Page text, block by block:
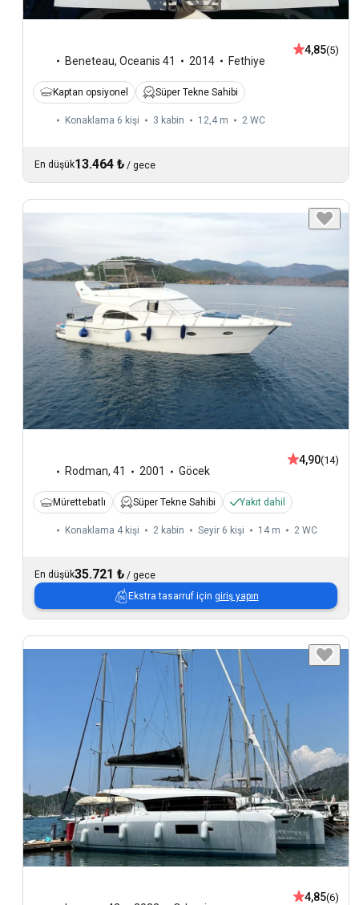
Beneteau, Oceanis 41 2014 Fethiye
4,85(5)
Kaptan opsiyonel Süper Tekne Sahibi
Konaklama 6 kişi 3 kabin 12,4 m 2 WC
En düşük13.464 ₺ / gece
Rodman, 41 2001 Göcek
4,90(14)
Mürettebatlı Süper Tekne Sahibi Yakıt dahil
Konaklama 4 kişi 2 kabin Seyir 6 kişi 14 m 2 WC
En düşük35.721 ₺ / gece
Ekstra tasarruf için giriş yapın
4,85(6)